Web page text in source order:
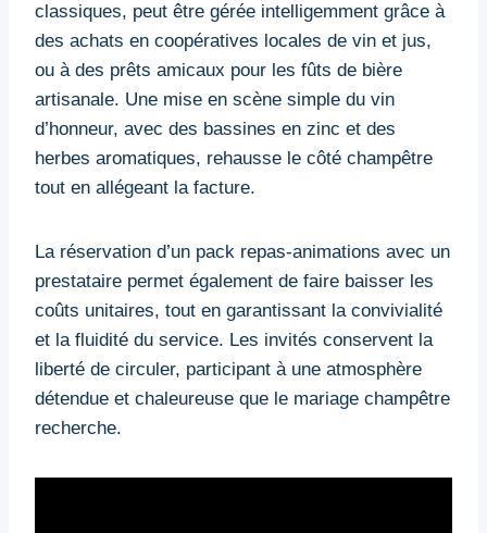
classiques, peut être gérée intelligemment grâce à
des achats en coopératives locales de vin et jus,
ou à des prêts amicaux pour les fûts de bière
artisanale. Une mise en scène simple du vin
d’honneur, avec des bassines en zinc et des
herbes aromatiques, rehausse le côté champêtre
tout en allégeant la facture.
La réservation d’un pack repas-animations avec un
prestataire permet également de faire baisser les
coûts unitaires, tout en garantissant la convivialité
et la fluidité du service. Les invités conservent la
liberté de circuler, participant à une atmosphère
détendue et chaleureuse que le mariage champêtre
recherche.